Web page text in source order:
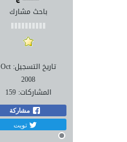
باحث مشارك
تاريخ التسجيل: Oct
2008
المشاركات: 159
مشاركة
تويت